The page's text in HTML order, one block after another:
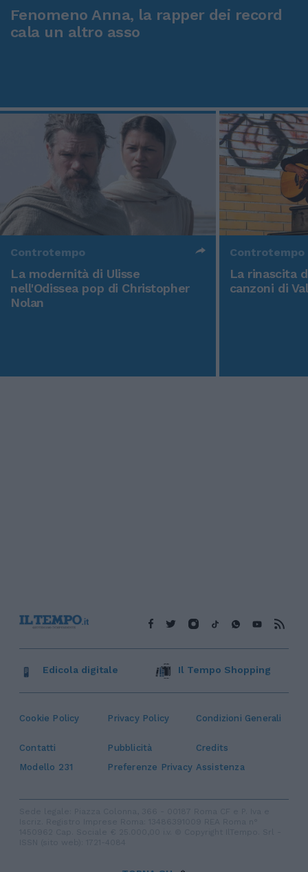
Fenomeno Anna, la rapper dei record
cala un altro asso
Controtempo
La modernità di Ulisse
nell'Odissea pop di Christopher
Nolan
Controtempo
La rinascita
canzoni di
Cookie Policy Privacy Policy Condizioni Generali
Contatti Pubblicità
Credits
Modello 231
Preferenze Privacy Assistenza
Edicola digitale Il Tempo Shopping